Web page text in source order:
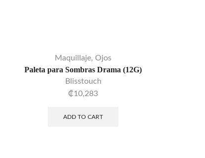
Maquillaje, Ojos
Paleta para Sombras Drama (12G)
Blisstouch
₡10,283
ADD TO CART